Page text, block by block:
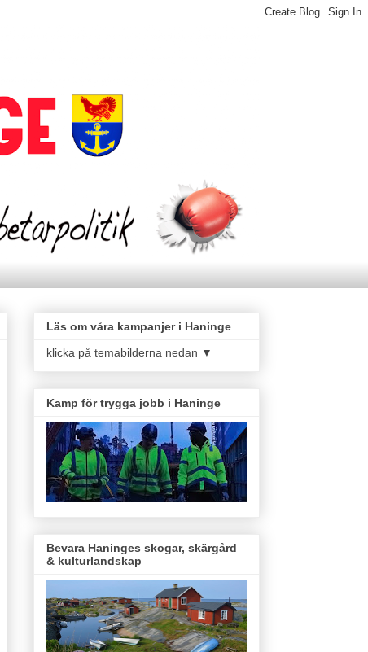
Läs om våra kampanjer i Haninge
klicka på temabilderna nedan ▼
Kamp för trygga jobb i Haninge
Bevara Haninges skogar, skärgård
& kulturlandskap